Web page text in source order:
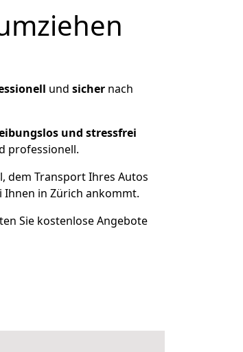
und sicher nach
und stressfrei
professionell.
dem Transport Ihres Autos
Ihnen in Zürich ankommt.
Sie kostenlose Angebote